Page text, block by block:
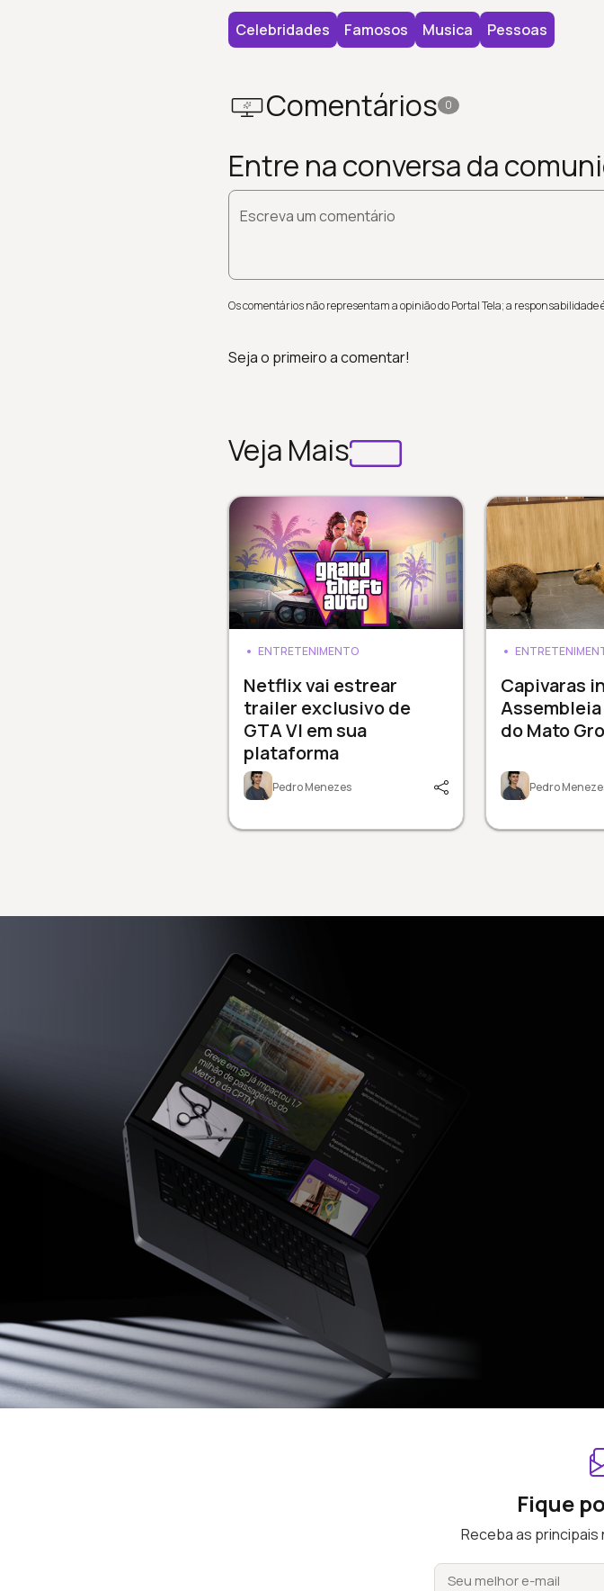
Celebridades Famosos Musica Pessoas
Comentários 0
Entre na conversa da
Escreva um comentário
Os comentários não representam a opinião do Portal Tela; a responsabilidade
Seja o primeiro a comentar!
Veja Mais
ENTRETENIMENTO
Netflix vai estrear
trailer exclusivo de
GTA VI em sua
plataforma
Pedro Menezes
Capivaras
do Mato
Pedro
Fique
Receba as principais